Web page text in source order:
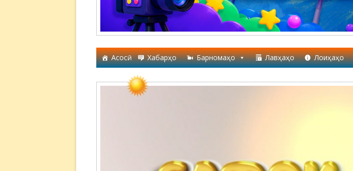
Асосӣ Хабарҳо Барномаҳо Лавҳаҳо Лоиҳаҳо